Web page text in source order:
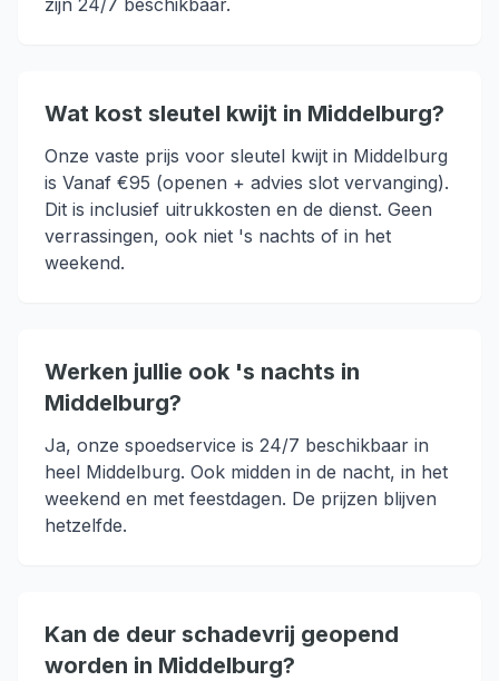
zijn 24/7 beschikbaar.
Wat kost sleutel kwijt in Middelburg?
Onze vaste prijs voor sleutel kwijt in Middelburg
is Vanaf €95 (openen + advies slot vervanging).
Dit is inclusief uitrukkosten en de dienst. Geen
verrassingen, ook niet 's nachts of in het
weekend.
Werken jullie ook 's nachts in
Middelburg?
Ja, onze spoedservice is 24/7 beschikbaar in
heel Middelburg. Ook midden in de nacht, in het
weekend en met feestdagen. De prijzen blijven
hetzelfde.
Kan de deur schadevrij geopend
worden in Middelburg?